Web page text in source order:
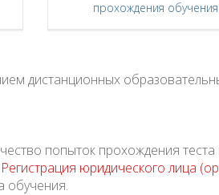
прохождения обучения
дистанционных
попыток прохождения
Регистрация юридического лица
обучения.